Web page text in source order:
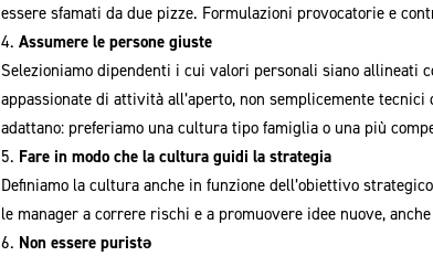
essere sfamati da due pizze. Formulazioni provocatorie e
Assumere le persone giuste
Selezioniamo dipendenti i cui valori personali siano allineati
appassionate di attività all’aperto, non semplicemente
adattano: preferiamo una cultura tipo famiglia o una più
Fare in modo che la cultura guidi la strategia
Definiamo la cultura anche in funzione dell’obiettivo
le manager a correre rischi e a promuovere idee nuove,
Non essere puristǝ